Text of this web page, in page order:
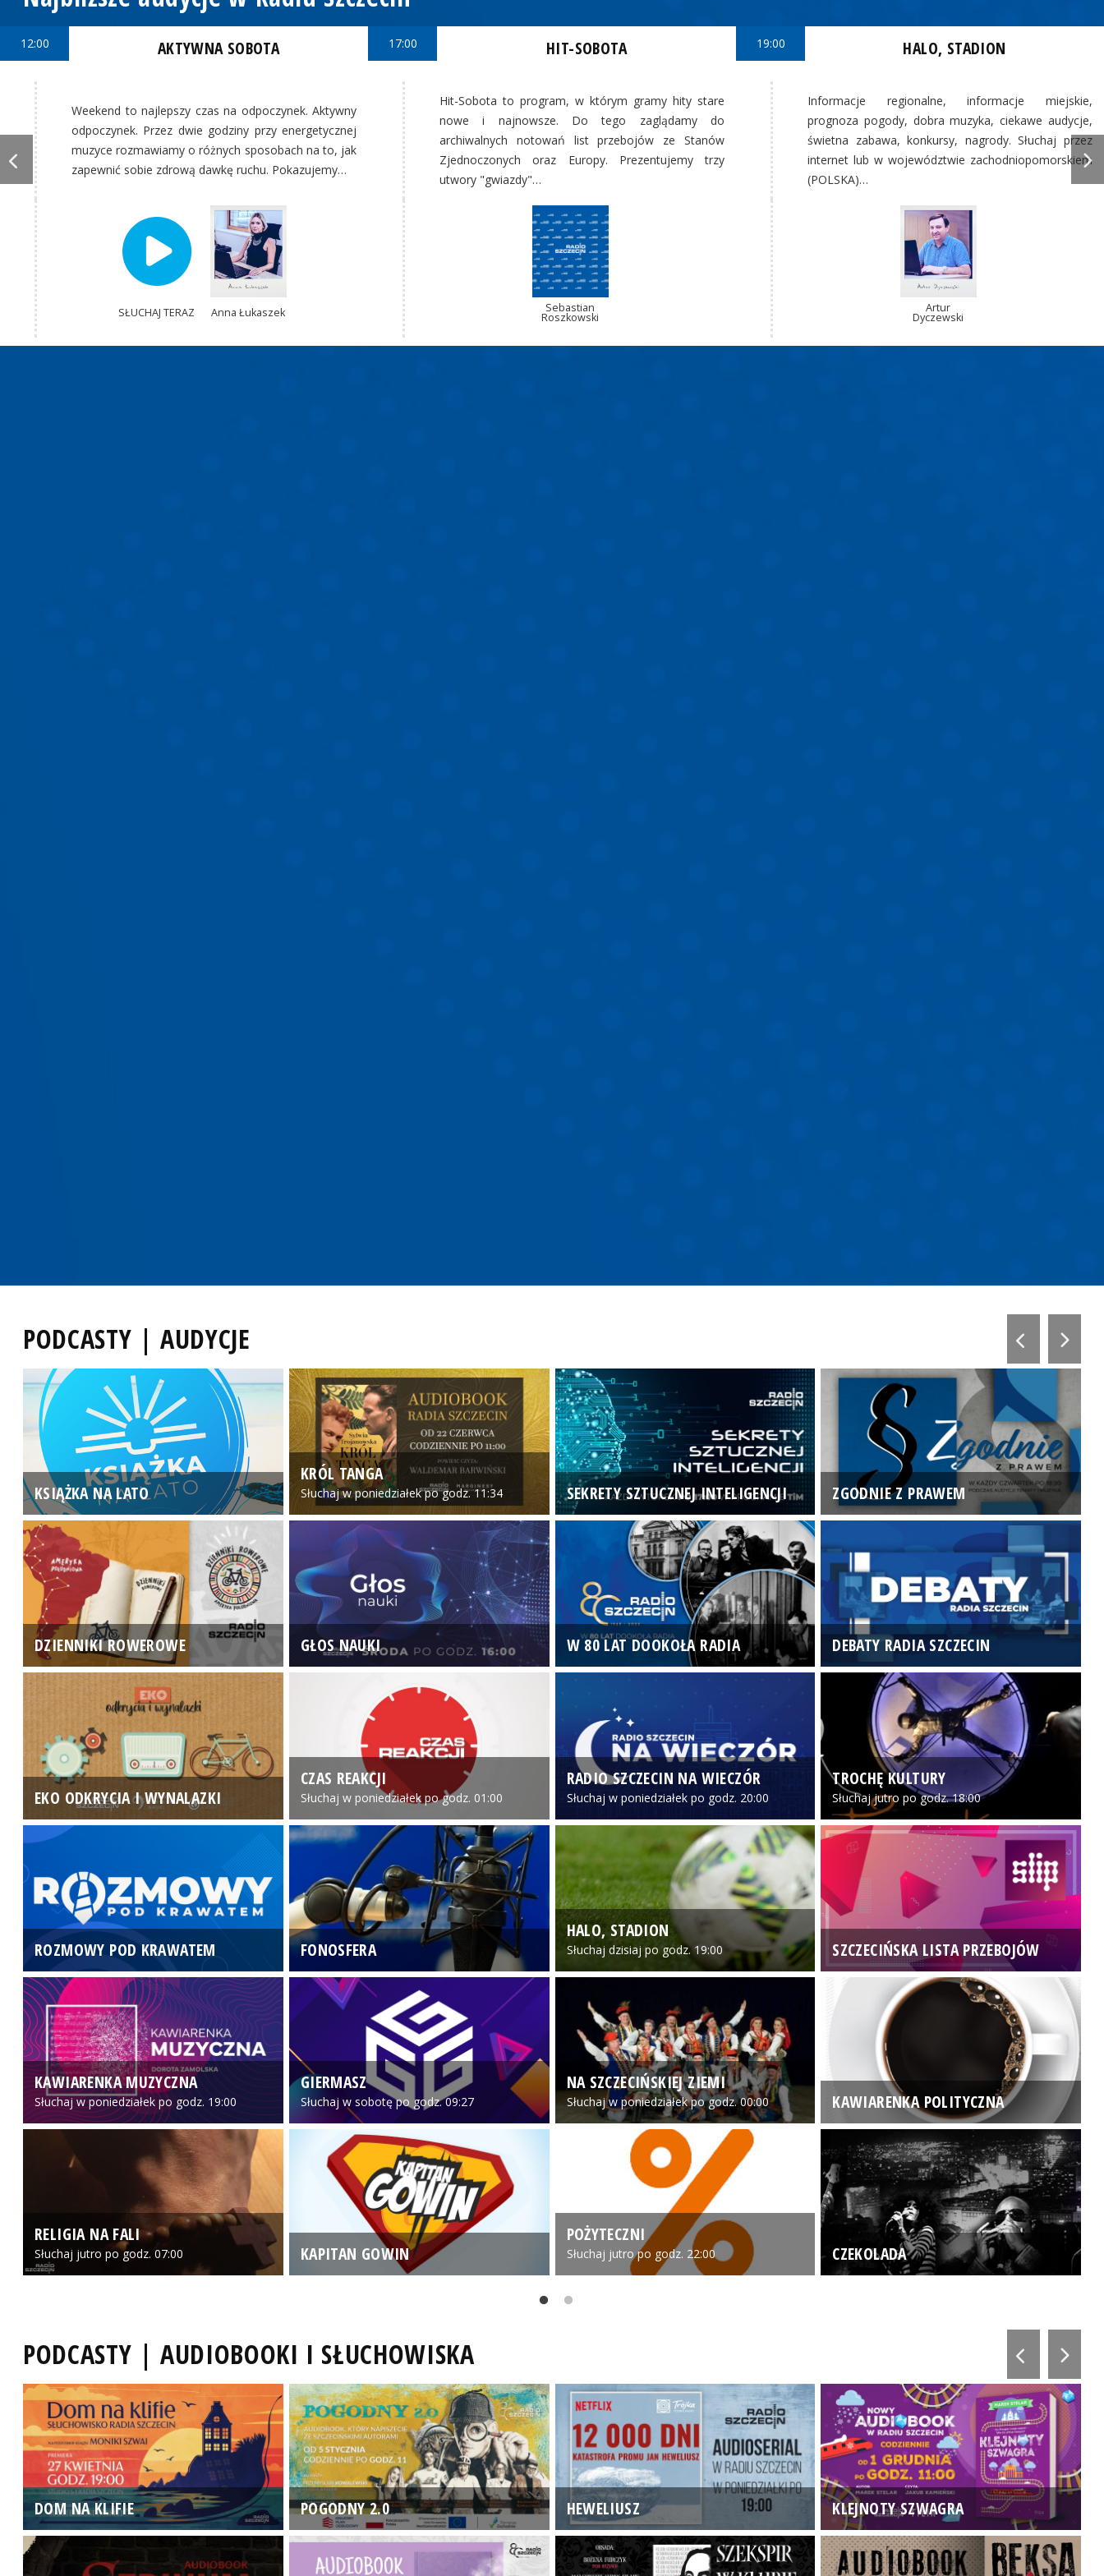
12:00 AKTYWNA SOBOTA
Weekend to najlepszy czas na odpoczynek. Aktywny
odpoczynek. Przez dwie godziny przy energetycznej
muzyce rozmawiamy o różnych sposobach na to, jak
zapewnić sobie zdrową dawkę ruchu. Pokazujemy…
SŁUCHAJ TERAZ Anna Łukaszek
17:00 HIT-SOBOTA
Hit-Sobota to program, w którym gramy hity stare
nowe i najnowsze. Do tego zaglądamy do
archiwalnych notowań list przebojów ze Stanów
Zjednoczonych oraz Europy. Prezentujemy trzy
utwory "gwiazdy"…
Sebastian
Roszkowski
19:00 HALO, STADION
Informacje regionalne, informacje miejskie,
prognoza pogody, dobra muzyka, ciekawe audycje,
świetna zabawa, konkursy, nagrody. Słuchaj przez
internet lub w województwie zachodniopomorskiem
(POLSKA)…
Artur
Dyczewski
PODCASTY | AUDYCJE
KSIĄŻKA NA LATO
KRÓL TANGA
Słuchaj w poniedziałek po godz. 11:34 SEKRETY SZTUCZNEJ INTELIGENCJI ZGODNIE Z PRAWEM
DZIENNIKI ROWEROWE GŁOS NAUKI W 80 LAT DOOKOŁA RADIA DEBATY RADIA SZCZECIN
EKO ODKRYCIA I WYNALAZKI
CZAS REAKCJI
Słuchaj w poniedziałek po godz. 01:00
RADIO SZCZECIN NA WIECZÓR
Słuchaj w poniedziałek po godz. 20:00
TROCHĘ KULTURY
Słuchaj jutro po godz. 18:00
ROZMOWY POD KRAWATEM FONOSFERA
HALO, STADION
Słuchaj dzisiaj po godz. 19:00 SZCZECIŃSKA LISTA PRZEBOJÓW
KAWIARENKA MUZYCZNA
Słuchaj w poniedziałek po godz. 19:00
GIERMASZ
Słuchaj w sobotę po godz. 09:27
NA SZCZECIŃSKIEJ ZIEMI
Słuchaj w poniedziałek po godz. 00:00 KAWIARENKA POLITYCZNA
RELIGIA NA FALI
Słuchaj jutro po godz. 07:00 KAPITAN GOWIN
POŻYTECZNI
Słuchaj jutro po godz. 22:00 CZEKOLADA
PODCASTY | AUDIOBOOKI I SŁUCHOWISKA
DOM NA KLIFIE POGODNY 2.0 HEWELIUSZ KLEJNOTY SZWAGRA